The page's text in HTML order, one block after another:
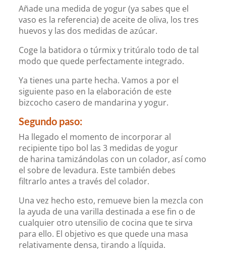
Añade una medida de yogur (ya sabes que el
vaso es la referencia) de aceite de oliva, los tres
huevos y las dos medidas de azúcar.
Coge la batidora o túrmix y tritúralo todo de tal
modo que quede perfectamente integrado.
Ya tienes una parte hecha. Vamos a por el
siguiente paso en la elaboración de este
bizcocho casero de mandarina y yogur.
Segundo paso:
Ha llegado el momento de incorporar al
recipiente tipo bol las 3 medidas de yogur
de harina tamizándolas con un colador, así como
el sobre de levadura. Este también debes
filtrarlo antes a través del colador.
Una vez hecho esto, remueve bien la mezcla con
la ayuda de una varilla destinada a ese fin o de
cualquier otro utensilio de cocina que te sirva
para ello. El objetivo es que quede una masa
relativamente densa, tirando a líquida.